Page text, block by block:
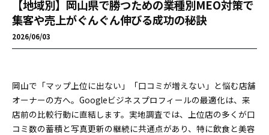
【地域別】岡山県で勝つための業種別MEO対策で
集客や売上がぐんぐん伸びる成功の秘訣
2026/06/03
岡山で「マップ上位に出ない」「口コミが増えない」と悩む店舗
オーナーの方へ。Googleビジネスプロフィールの最適化は、来
店前の比較行動に直結します。実地調査では、上位店の多くが口
コミ数の蓄積と写真更新の継続に共通点があり、特に飲食と美容